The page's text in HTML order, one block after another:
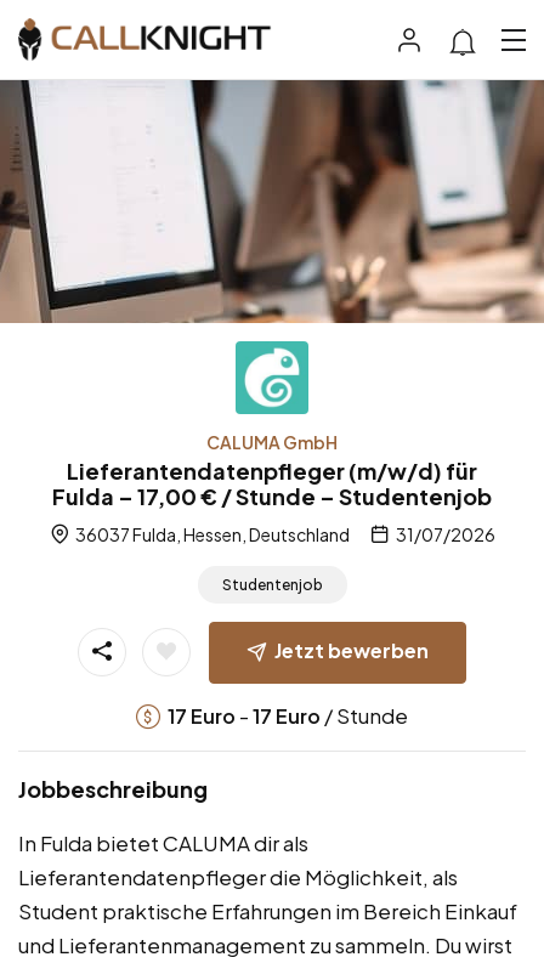
CALUMA GmbH
Lieferantendatenpfleger (m/w/d) für
Fulda – 17,00 € / Stunde – Studentenjob
36037 Fulda, Hessen, Deutschland 31/07/2026
Studentenjob
Jetzt bewerben
17 Euro -17 Euro / Stunde
Jobbeschreibung
In Fulda bietet CALUMA dir als
Lieferantendatenpfleger die Möglichkeit, als
Student praktische Erfahrungen im Bereich Einkauf
und Lieferantenmanagement zu sammeln. Du wirst